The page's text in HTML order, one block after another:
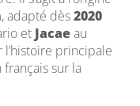
, adapté dès2020
et Jacaeau
principale
sur la